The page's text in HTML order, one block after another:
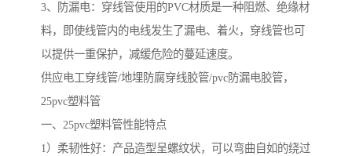
3、防漏电：穿线管使用的PVC材质是一种阻燃、绝缘材
料，即使线管内的电线发生了漏电、着火，穿线管也可
以提供一重保护，减缓危险的蔓延速度。
供应电工穿线管/地埋防腐穿线胶管/pvc防漏电胶管，
25pvc塑料管
一、25pvc塑料管性能特点
1）柔韧性好：产品造型呈螺纹状，可以弯曲自如的绕过